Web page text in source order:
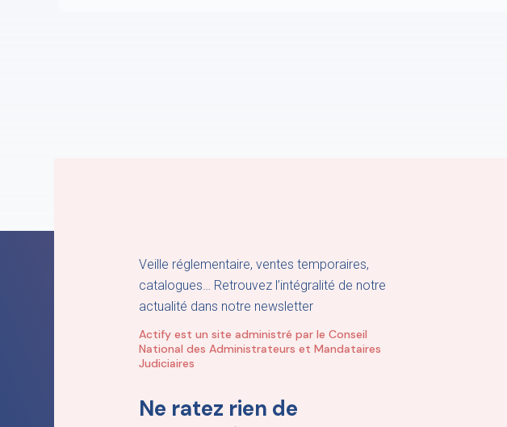
Veille réglementaire, ventes temporaires,
catalogues… Retrouvez l’intégralité de notre
actualité dans notre newsletter
Actify est un site administré par le Conseil
National des Administrateurs et Mandataires
Judiciaires
Ne ratez rien de